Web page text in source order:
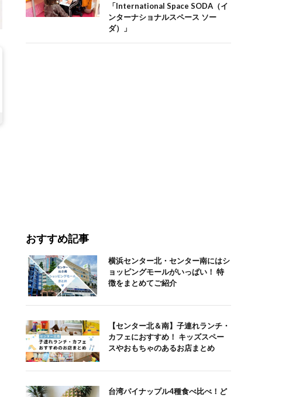
「International Space SODA（イ
ンターナショナルスペース ソー
ダ）」
おすすめ記事
横浜センター北・センター南にはシ
ョッピングモールがいっぱい！ 特
徴をまとめてご紹介
【センター北＆南】子連れランチ・
カフェにおすすめ！ キッズスペー
スやおもちゃのあるお店まとめ
台湾パイナップル4種食べ比べ！ど